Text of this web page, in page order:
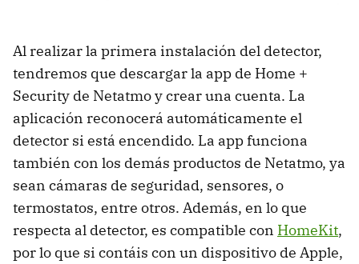
Al realizar la primera instalación del detector,
tendremos que descargar la app de Home +
Security de Netatmo y crear una cuenta. La
aplicación reconocerá automáticamente el
detector si está encendido. La app funciona
también con los demás productos de Netatmo, ya
sean cámaras de seguridad, sensores, o
termostatos, entre otros. Además, en lo que
respecta al detector, es compatible con HomeKit,
por lo que si contáis con un dispositivo de Apple,